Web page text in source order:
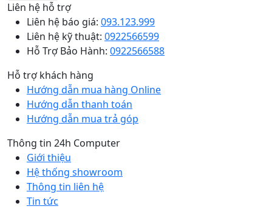
Liên hệ hỗ trợ
Liên hệ báo giá: 093.123.999
Liên hệ kỹ thuật: 0922566599
Hỗ Trợ Bảo Hành: 0922566588
Hỗ trợ khách hàng
Hướng dẫn mua hàng Online
Hướng dẫn thanh toán
Hướng dẫn mua trả góp
Thông tin 24h Computer
Giới thiệu
Hệ thống showroom
Thông tin liên hệ
Tin tức